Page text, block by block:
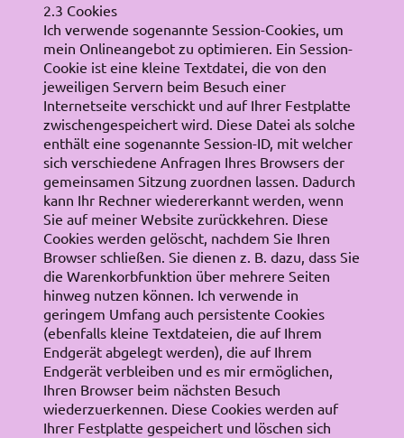
2.3 Cookies
Ich verwende sogenannte Session-Cookies, um
mein Onlineangebot zu optimieren. Ein Session-
Cookie ist eine kleine Textdatei, die von den
jeweiligen Servern beim Besuch einer
Internetseite verschickt und auf Ihrer Festplatte
zwischengespeichert wird. Diese Datei als solche
enthält eine sogenannte Session-ID, mit welcher
sich verschiedene Anfragen Ihres Browsers der
gemeinsamen Sitzung zuordnen lassen. Dadurch
kann Ihr Rechner wiedererkannt werden, wenn
Sie auf meiner Website zurückkehren. Diese
Cookies werden gelöscht, nachdem Sie Ihren
Browser schließen. Sie dienen z. B. dazu, dass Sie
die Warenkorbfunktion über mehrere Seiten
hinweg nutzen können. Ich verwende in
geringem Umfang auch persistente Cookies
(ebenfalls kleine Textdateien, die auf Ihrem
Endgerät abgelegt werden), die auf Ihrem
Endgerät verbleiben und es mir ermöglichen,
Ihren Browser beim nächsten Besuch
wiederzuerkennen. Diese Cookies werden auf
Ihrer Festplatte gespeichert und löschen sich